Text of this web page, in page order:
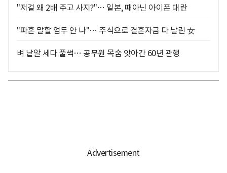
"저걸 왜 2배 주고 사지?"… 일본, 때아닌 아이폰 대란
"파혼 말할 엄두 안 나"… 주식으로 결혼자금 다 날린 女
벼 낱알 세다 풀썩… 공무원 목숨 앗아간 60년 관행